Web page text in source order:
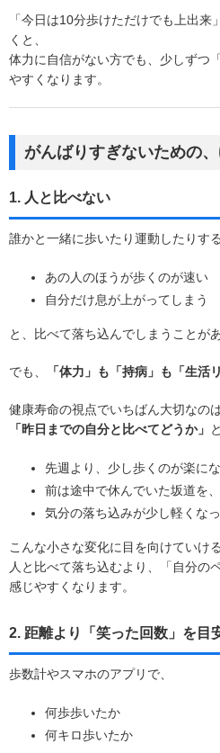
「今日は10分歩けただけでも上出
くと、
体力に自信がない方でも、少しずつ
やすくなります。
がんばりすぎないための
1. 人と比べない
誰かと一緒に歩いたり運動したりす
あの人のほうが歩くのが速い
自分だけ息が上がってしまう
と、比べて落ち込んでしまうことが
でも、 「体力」も「持病」も「生活
健康寿命の視点でいちばん大切なのは
「昨日までの自分と比べてどうか」
先週より、少し歩くのが楽に
前は途中で休んでいた坂道を
気分の落ち込みが少し軽くな
こんな小さな変化に目を向けていける
人と比べて落ち込むより、「自分の
感じやすくなります。
2. 距離より「笑った回数」を目
歩数計やスマホのアプリで、
何歩歩いたか
何キロ歩いたか